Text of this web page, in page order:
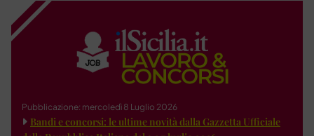
Pubblicazione: mercoledì 8 Luglio 2026
Bandi e concorsi: le ultime novità dalla Gazzetta Ufficiale